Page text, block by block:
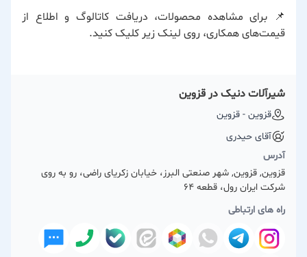
📌 برای مشاهده محصولات، دریافت کاتالوگ و اطلاع از
قیمت‌های همکاری، روی لینک زیر کلیک کنید.
شیرآلات دنیک در قزوین
قزوین - قزوین
آقای حیدری
آدرس
قزوین, قزوین, شهر صنعتی البرز، خیابان زکریای راضی، رو به روی
شرکت ایران رول، قطعه 64
راه های ارتباطی